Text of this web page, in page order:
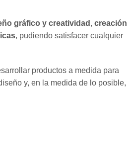
gráfico y creatividad , creación
, pudiendo satisfacer cualquier
productos a medida para
y, en la medida de lo posible,